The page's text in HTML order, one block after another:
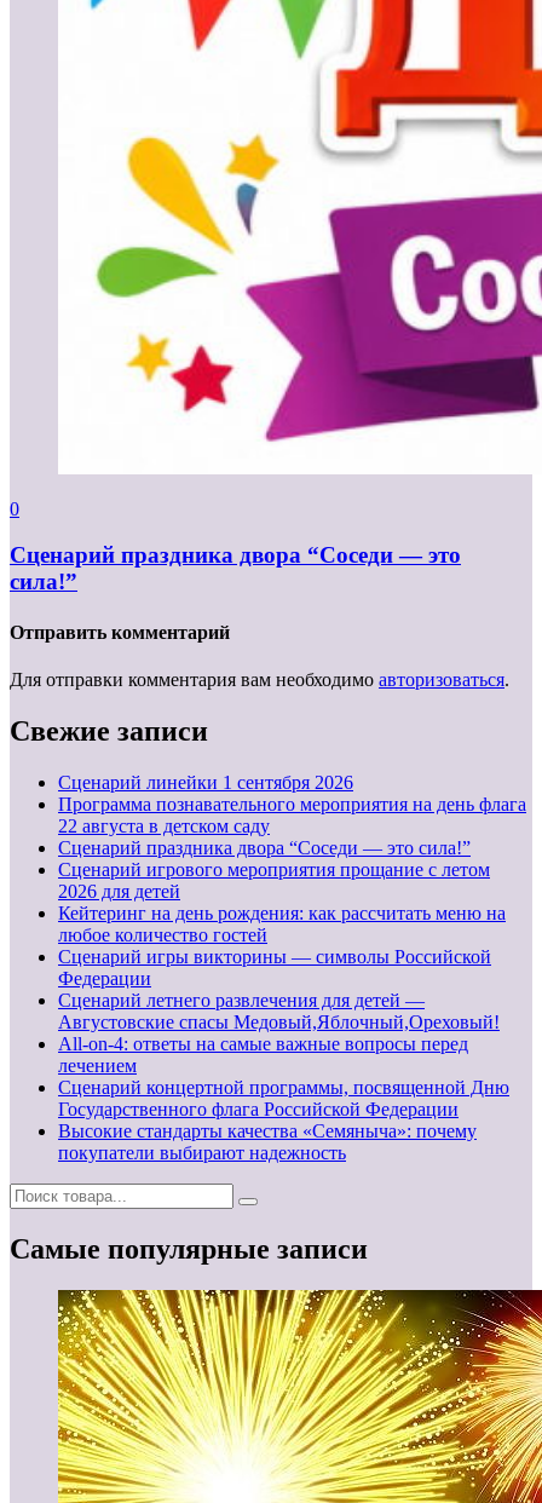
0
Сценарий праздника двора “Соседи — это
сила!”
Отправить комментарий
Для отправки комментария вам необходимо авторизоваться.
Свежие записи
Cценарий линейки 1 сентября 2026
Программа познавательного мероприятия на день флага
22 августа в детском саду
Сценарий праздника двора “Соседи — это сила!”
Сценарий игрового мероприятия прощание с летом
2026 для детей
Кейтеринг на день рождения: как рассчитать меню на
любое количество гостей
Сценарий игры викторины — символы Российской
Федерации
Сценарий летнего развлечения для детей —
Августовские спасы Медовый,Яблочный,Ореховый!
All-on-4: ответы на самые важные вопросы перед
лечением
Сценарий концертной программы, посвященной Дню
Государственного флага Российской Федерации
Высокие стандарты качества «Семяныча»: почему
покупатели выбирают надежность
Самые популярные записи